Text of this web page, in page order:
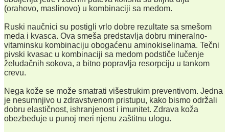
(orahovo, maslinovo) u kombinaciji sa medom.
Ruski naučnici su postigli vrlo dobre rezultate sa smešom
meda i kvasca. Ova smeša predstavlja dobru mineralno-
vitaminsku kombinaciju obogaćenu aminokiselinama. Tečni
pivski kvasac u kombinaciji sa medom podstiče lučenje
želudačnih sokova, a bitno popravlja resorpciju u tankom
crevu.
Nega kože se može smatrati višestrukim preventivom. Jedna
je nesumnjivo u zdravstvenom pristupu, kako bismo održali
dobru elastičnost, ishranjenost i imunitet. Zdrava koža
obezbeđuje u punoj meri njenu zaštitnu ulogu.